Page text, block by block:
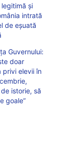
și
intrată
de eșuată
Guvernului:
doar
privi elevii în
istorie, să
goale”